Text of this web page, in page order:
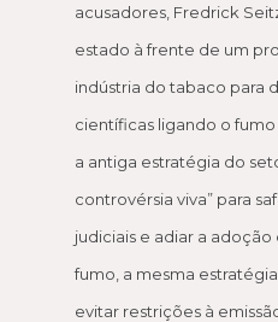
acusadores, Fredrick
estado à frente de um
indústria do tabaco para
científicas ligando o
a antiga estratégia do
controvérsia viva” para
judiciais e adiar a
fumo, a mesma
evitar restrições à